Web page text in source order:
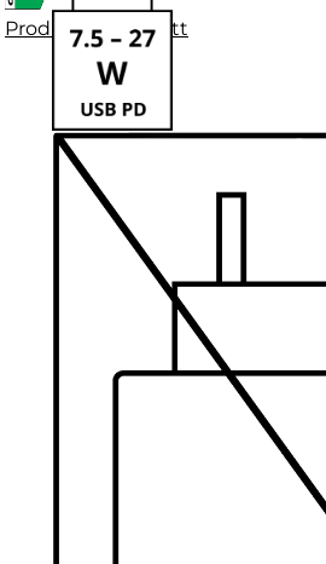
Produktdatenblatt